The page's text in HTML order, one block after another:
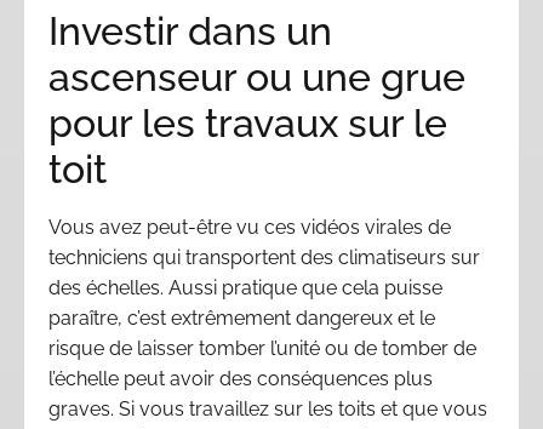
Investir dans un
ascenseur ou une grue
pour les travaux sur le
toit
Vous avez peut-être vu ces vidéos virales de
techniciens qui transportent des climatiseurs sur
des échelles. Aussi pratique que cela puisse
paraître, c’est extrêmement dangereux et le
risque de laisser tomber l’unité ou de tomber de
l’échelle peut avoir des conséquences plus
graves. Si vous travaillez sur les toits et que vous